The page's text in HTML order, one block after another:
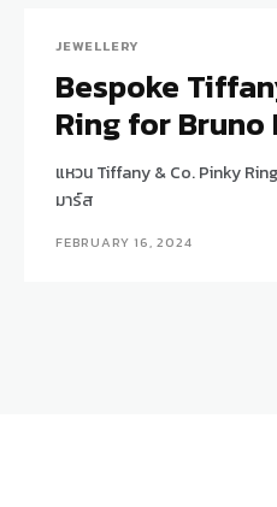
JEWELLERY
Bespoke
Ring for Bruno
แหวน Tiffany & Co. Pinky
มาร์ส
FEBRUARY 16, 2024